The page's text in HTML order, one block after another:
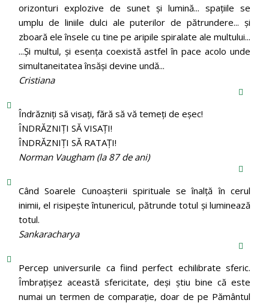
orizonturi explozive de sunet și lumină... spațiile se
umplu de liniile dulci ale puterilor de pătrundere... și
zboară ele însele cu tine pe aripile spiralate ale multului...
...Și multul, și esența coexistă astfel în pace acolo unde
simultaneitatea însăși devine undă...
Cristiana
Îndrăzniţi să visaţi, fără să vă temeţi de eşec!
ÎNDRĂZNIȚI SĂ VISAȚI!
ÎNDRĂZNIȚI SĂ RATAȚI!
Norman Vaugham (la 87 de ani)
Când Soarele Cunoaşterii spirituale se înalţă în cerul
inimii, el risipeşte întunericul, pătrunde totul şi luminează
totul.
Sankaracharya
Percep universurile ca fiind perfect echilibrate sferic.
Îmbrațișez această sfericitate, deși știu bine că este
numai un termen de comparație, doar de pe Pământul